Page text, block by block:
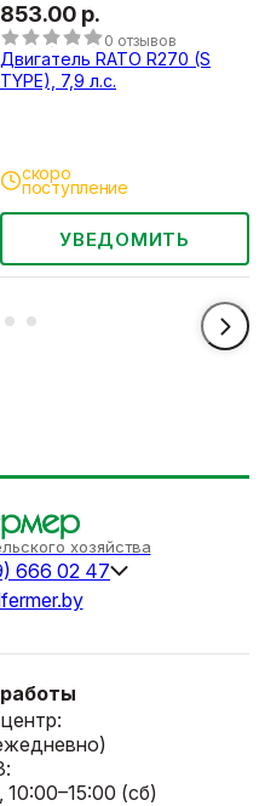
853.00 р.
0 отзывов
Двигатель RATO R270 (S
TYPE), 7,9 л.с.
УВЕДОМИТЬ
скоро
поступление
хозяйства
666 02 47
(сб)